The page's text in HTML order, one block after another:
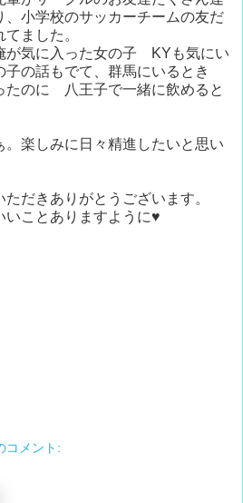
、小学校のサッカーチームの友だ
ました。
気に入った女の子 KYも気にい
子の話もでて、群馬にいるとき
のに 八王子で一緒に飲めると
楽しみに日々精進したいと思い
だきありがとうございます。
いことありますように♥
コメント: